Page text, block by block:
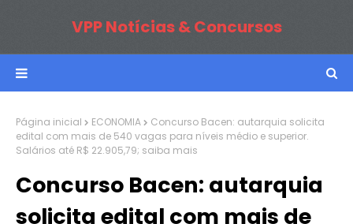
VPP Notícias & Concursos
Página inicial ECONOMIA
Concurso Bacen: autarquia solicita
edital com mais de 540 vagas para níveis médio e superior.
Salários até R$ 22.905,79; saiba mais
Concurso Bacen: autarquia
solicita edital com mais de